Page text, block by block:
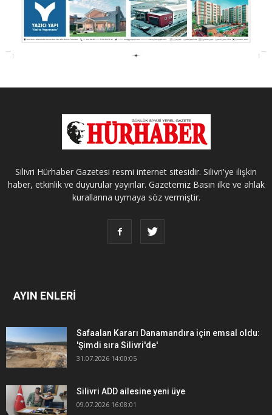
Silivri Hürhaber Gazetesi resmi internet sitesidir. Silivri'ye ilişkin
haber, etkinlik ve duyurular yayınlar. Gazetemiz Basın ilke ve ahlak
kurallarına uymaya söz vermiştir.
AYIN ENLERİ
Safaalan Kararı Danamandıra için emsal oldu:
'Şimdi sıra Silivri'de'
31.07.2026 14:00:05
Silivri ADD ailesine yeni üye
09.07.2026 16:08:01